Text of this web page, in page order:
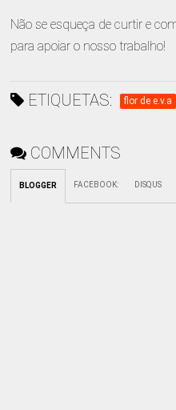
Não se esqueça de curtir e
para apoiar o nosso trabalho!
ETIQUETAS: flor de e.v.a
COMMENTS
BLOGGER FACEBOOK: DISQUS